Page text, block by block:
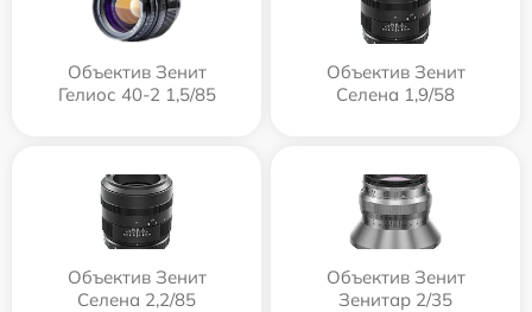
Объектив Зенит
Гелиос 40-2 1,5/85
Объектив Зенит
Селена 1,9/58
Объектив Зенит
Селена 2,2/85
Объектив Зенит
Зенитар 2/35